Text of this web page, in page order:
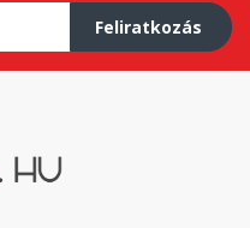
Feliratkozás